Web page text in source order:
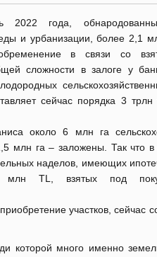
2022 года,
и урбанизации, более 2,1
обременение в связи со
сложности в залоге у
сейчас порядка 3 трлн
около 6 млн га
млн га – заложены. Так что в
наделов, имеющих
TL, взятых под
участков, сейчас
которой много именно